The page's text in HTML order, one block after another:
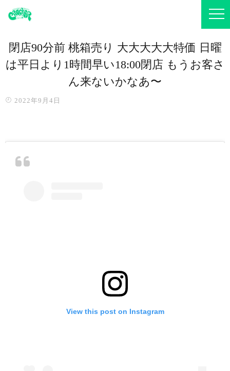
閉店90分前 桃箱売り 大大大大大特価️ 日曜
は平日より1時間早い18:00閉店 もうお客さ
ん来ないかなあ〜
2022年9月4日
View this post on Instagram